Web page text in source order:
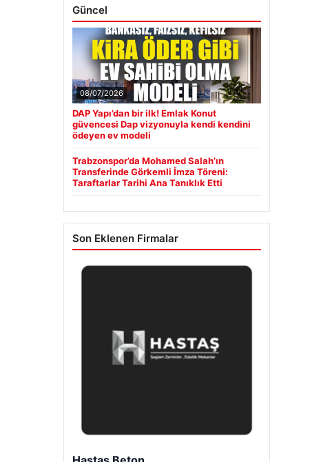
Güncel
08/07/2026
DAP Yapı’dan bir ilk! Emlak Konut
güvencesi Dap vizyonuyla kendi kendini
ödeyen ev modeli
Trabzonspor’da Mohamed Salah’ın
Transferinde Görkemli İmza Töreni:
Taraftarlar Tarihi Ana Tanıklık Etti
Son Eklenen Firmalar